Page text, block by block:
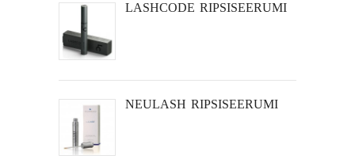
LASHCODE RIPSISEERUMI
NEULASH RIPSISEERUMI